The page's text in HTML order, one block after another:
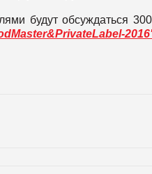
будут обсуждаться